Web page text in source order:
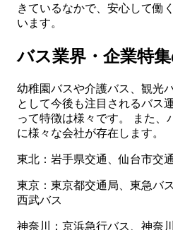
きているなかで、安心して働
います。
バス業界・企業特
幼稚園バスや介護バス、観光
として今後も注目されるバス
って特徴は様々です。 また、
に様々な会社が存在します。
東北：岩手県交通、仙台市交通
東京：東京都交通局、東急バ
西武バス
神奈川：京浜急行バス、神奈